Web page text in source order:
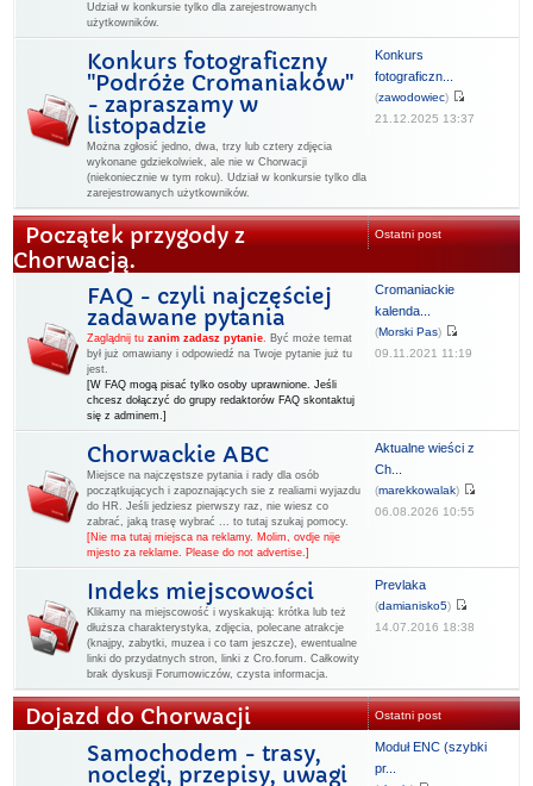
Udział w konkursie tylko dla zarejestrowanych
użytkowników.
Konkurs fotograficzny
"Podróże Cromaniaków"
- zapraszamy w
listopadzie
Można zgłosić jedno, dwa, trzy lub cztery zdjęcia
wykonane gdziekolwiek, ale nie w Chorwacji
(niekoniecznie w tym roku). Udział w konkursie tylko dla
zarejestrowanych użytkowników.
Konkurs
fotograficzn...
(zawodowiec)
21.12.2025 13:37
Początek przygody z
Chorwacją.
Ostatni post
FAQ - czyli najczęściej
zadawane pytania
Zaglądnij tu zanim zadasz pytanie. Być może temat
był już omawiany i odpowiedź na Twoje pytanie już tu
jest.
[W FAQ mogą pisać tylko osoby uprawnione. Jeśli
chcesz dołączyć do grupy redaktorów FAQ skontaktuj
się z adminem.]
Cromaniackie
kalenda...
(Morski Pas)
09.11.2021 11:19
Chorwackie ABC
Miejsce na najczęstsze pytania i rady dla osób
początkujących i zapoznających sie z realiami wyjazdu
do HR. Jeśli jedziesz pierwszy raz, nie wiesz co
zabrać, jaką trasę wybrać ... to tutaj szukaj pomocy.
[Nie ma tutaj miejsca na reklamy. Molim, ovdje nije
mjesto za reklame. Please do not advertise.]
Aktualne wieści z
Ch...
(marekkowalak)
06.08.2026 10:55
Indeks miejscowości
Klikamy na miejscowość i wyskakują: krótka lub też
dłuższa charakterystyka, zdjęcia, polecane atrakcje
(knajpy, zabytki, muzea i co tam jeszcze), ewentualne
linki do przydatnych stron, linki z Cro.forum. Całkowity
brak dyskusji Forumowiczów, czysta informacja.
Prevlaka
(damianisko5)
14.07.2016 18:38
Dojazd do Chorwacji Ostatni post
Samochodem - trasy,
noclegi, przepisy, uwagi
Moduł ENC (szybki
pr...